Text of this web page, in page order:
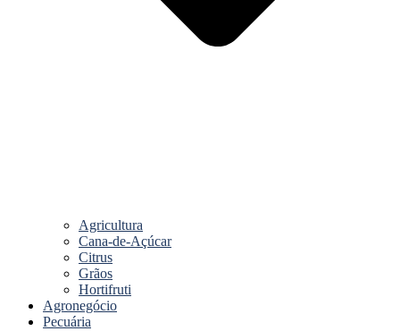
Agricultura
Cana-de-Açúcar
Citrus
Grãos
Hortifruti
Agronegócio
Pecuária